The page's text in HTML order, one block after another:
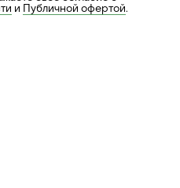
и Публичной офертой.